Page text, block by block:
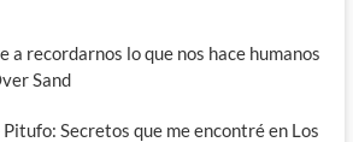
a recordarnos lo que nos hace humanos
Sand
Secretos que me encontré en Los